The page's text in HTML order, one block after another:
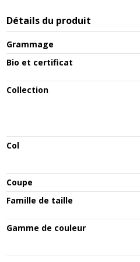
Détails du produit
Grammage
Bio et certificat
Collection
Col
Coupe
Famille de taille
Gamme de couleur